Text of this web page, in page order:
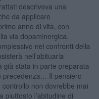
descriveva una
da applicare
anno di vita, con
via dopaminergica.
nei confronti della
nell’abituarla
già stata in parte preparata
precedenza… Il pensiero
non dovrebbe mai
piuttosto l’abitudine di